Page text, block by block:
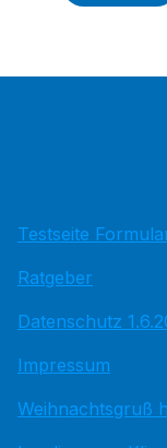
Testseite
Ratgeber
Datenschutz
Impressum
Weihnachtsgruß